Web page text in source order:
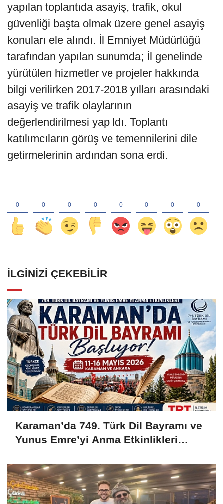
yapılan toplantıda asayiş, trafik, okul
güvenliği başta olmak üzere genel asayiş
konuları ele alındı. İl Emniyet Müdürlüğü
tarafından yapılan sunumda; İl genelinde
yürütülen hizmetler ve projeler hakkında
bilgi verilirken 2017-2018 yılları arasındaki
asayiş ve trafik olaylarının
değerlendirilmesi yapıldı. Toplantı
katılımcıların görüş ve temennilerini dile
getirmelerinin ardından sona erdi.
İLGINIZI ÇEKEBILIR
Karaman’da 749. Türk Dil Bayramı ve
Yunus Emre’yi Anma Etkinlikleri